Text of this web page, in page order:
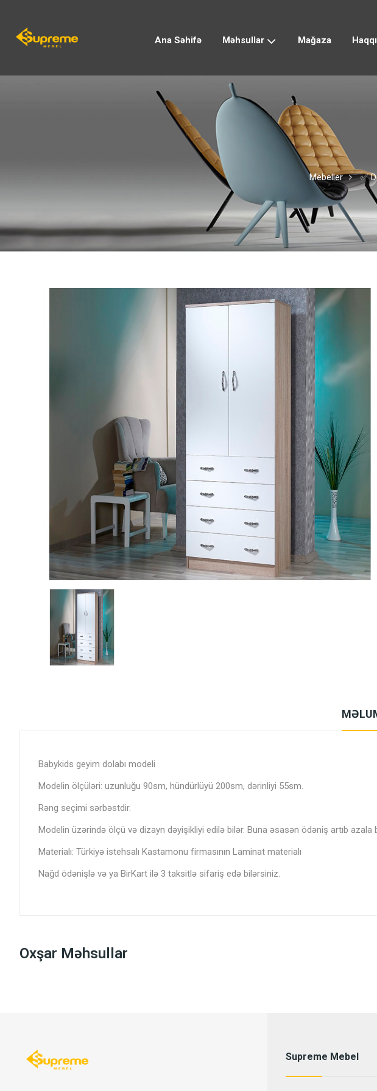
Ana Səhifə Məhsullar Mağaza
Mebeller ✅
Babykids geyim dolabı modeli
Modelin ölçüləri: uzunluğu 90sm, hündürlüyü 200sm, dərinliyi 55sm.
Rəng seçimi sərbəstdir.
Modelin üzərində ölçü və dizayn dəyişikliyi edilə bilər. Buna əsasən ödəniş artıb azala
Materialı: Türkiyə istehsalı Kastamonu firmasının Laminat materialı
Nağd ödənişlə və ya BirKart ilə 3 taksitlə sifariş edə bilərsiniz.
Oxşar Məhsullar
Supreme Mebel